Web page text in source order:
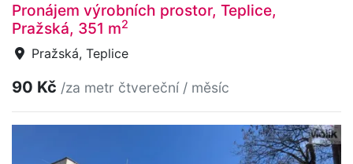
Pronájem výrobních prostor, Teplice,
Pražská, 351 m2
Pražská, Teplice
90 Kč /za metr čtvereční / měsíc